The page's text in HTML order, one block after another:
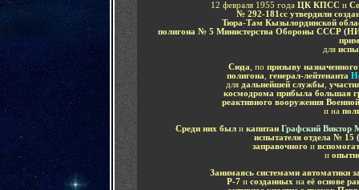
12 февраля 1955 года ЦК КПСС и
№ 292-181сс утвердили
Тюра-Там Кызылординской
полигона № 5 Министерства Обороны СССР (
для
Сюда , по призыву
полигона
генерал-лейтенанта
для дальнейшей службы
космодрома прибыла большая
реактивного вооружения
и на
Среди них были капитан Графский Виктор
испытателя отдела № 15 (
заправочного и
и
Занимаясь системами автоматики
Р-7 и созданных на её основе